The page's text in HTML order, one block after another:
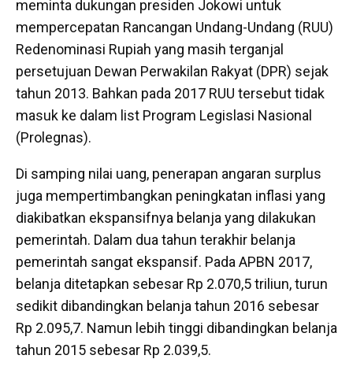
meminta dukungan presiden Jokowi untuk
mempercepatan Rancangan Undang-Undang (RUU)
Redenominasi Rupiah yang masih terganjal
persetujuan Dewan Perwakilan Rakyat (DPR) sejak
tahun 2013. Bahkan pada 2017 RUU tersebut tidak
masuk ke dalam list Program Legislasi Nasional
(Prolegnas).
Di samping nilai uang, penerapan angaran surplus
juga mempertimbangkan peningkatan inflasi yang
diakibatkan ekspansifnya belanja yang dilakukan
pemerintah. Dalam dua tahun terakhir belanja
pemerintah sangat ekspansif. Pada APBN 2017,
belanja ditetapkan sebesar Rp 2.070,5 triliun, turun
sedikit dibandingkan belanja tahun 2016 sebesar
Rp 2.095,7. Namun lebih tinggi dibandingkan belanja
tahun 2015 sebesar Rp 2.039,5.